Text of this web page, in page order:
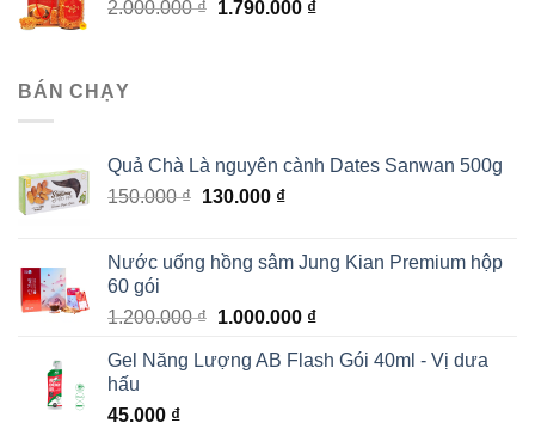
2.000.000₫ Giá
1.790.000 ₫Giá
BÁN CHẠY
Quả Chà Là nguyên cành Dates Sanwan 500g
150.000₫ Giá
150.000 ₫.
130.000 ₫Giá
là:
Nước uống hồng sâm Jung Kian Premium hộp
60 gói
1.200.000₫ Giá
là:
1.000.000 ₫Giá
tại
Gel Năng Lượng AB Flash Gói 40ml - Vị dưa
hấu
45.000 ₫